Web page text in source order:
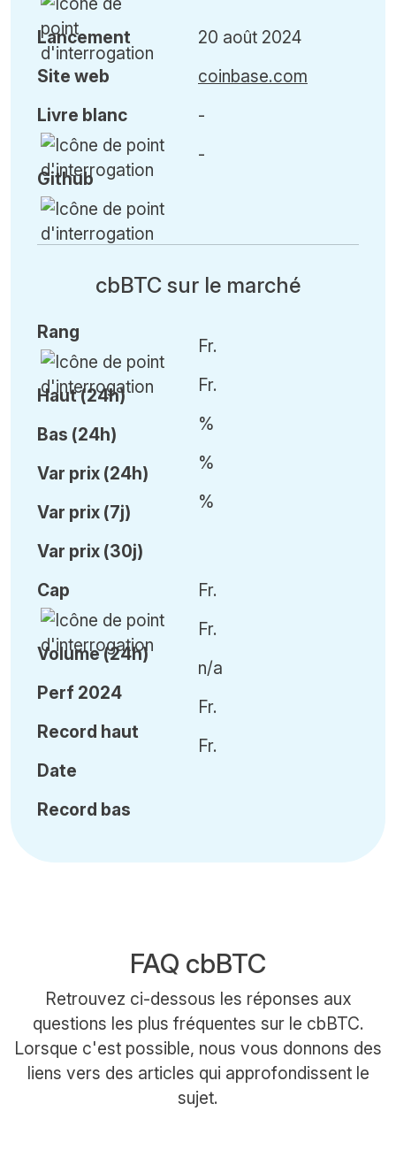
Lancement
Site web
Livre blanc
Github
20 août 2024
coinbase.com
-
-
cbBTC sur le marché
Rang
Haut (24h)
Bas (24h)
Var prix (24h)
Var prix (7j)
Var prix (30j)
Fr.
Fr.
%
%
%
Cap
Volume (24h)
Perf 2024
Record haut
Date
Record bas
Fr.
Fr.
n/a
Fr.
Fr.
FAQ cbBTC
Retrouvez ci-dessous les réponses aux
questions les plus fréquentes sur le cbBTC.
Lorsque c'est possible, nous vous donnons des
liens vers des articles qui approfondissent le
sujet.